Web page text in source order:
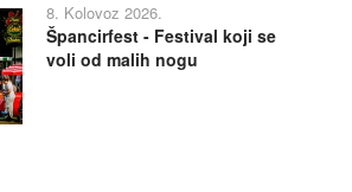
8. Kolovoz 2026.
Špancirfest - Festival koji se
voli od malih nogu